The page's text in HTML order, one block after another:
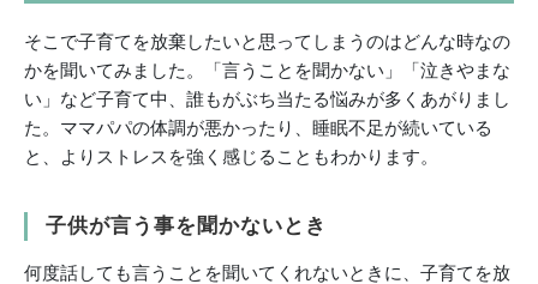
そこで子育てを放棄したいと思ってしまうのはどんな時なの
かを聞いてみました。「言うことを聞かない」「泣きやまな
い」など子育て中、誰もがぶち当たる悩みが多くあがりまし
た。ママパパの体調が悪かったり、睡眠不足が続いている
と、よりストレスを強く感じることもわかります。
子供が言う事を聞かないとき
何度話しても言うことを聞いてくれないときに、子育てを放